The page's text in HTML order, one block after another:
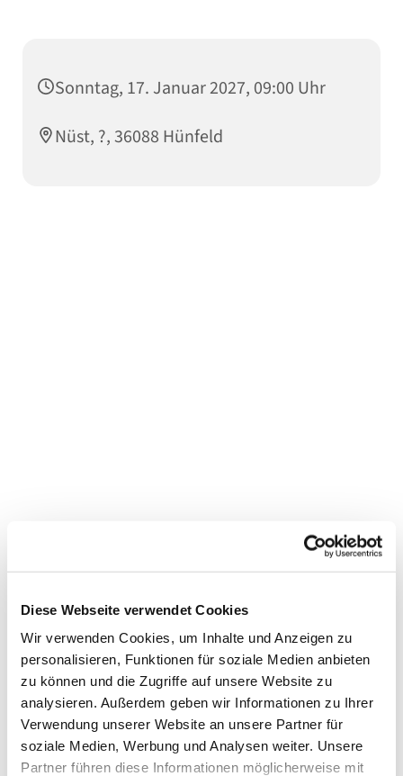
Diese Webseite verwendet Cookies
Wir verwenden Cookies, um Inhalte und Anzeigen zu
personalisieren, Funktionen für soziale Medien anbieten
zu können und die Zugriffe auf unsere Website zu
analysieren. Außerdem geben wir Informationen zu Ihrer
Verwendung unserer Website an unsere Partner für
soziale Medien, Werbung und Analysen weiter. Unsere
Partner führen diese Informationen möglicherweise mit
Sonntag, 17. Januar 2027, 09:00 Uhr
Nüst, ?, 36088 Hünfeld
interessieren